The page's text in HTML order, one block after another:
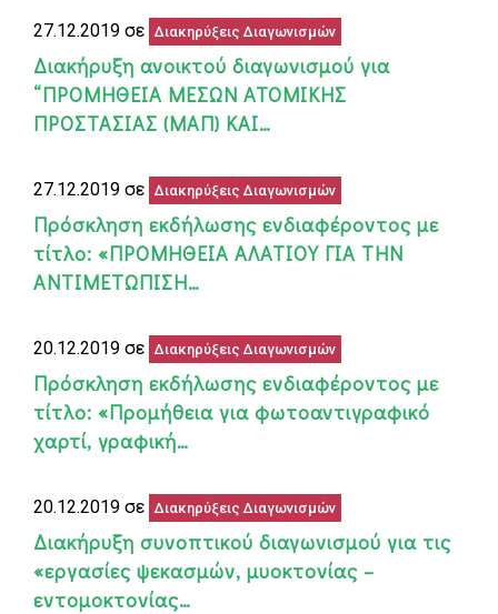
27.12.2019 σε Διακηρύξεις Διαγωνισμών
Διακήρυξη ανοικτού διαγωνισμού για
“ΠΡΟΜΗΘΕΙΑ ΜΕΣΩΝ ΑΤΟΜΙΚΗΣ
ΠΡΟΣΤΑΣΙΑΣ (ΜΑΠ) ΚΑΙ…
27.12.2019 σε Διακηρύξεις Διαγωνισμών
Πρόσκληση εκδήλωσης ενδιαφέροντος με
τίτλο: «ΠΡΟΜΗΘΕΙΑ ΑΛΑΤΙΟΥ ΓΙΑ ΤΗΝ
ΑΝΤΙΜΕΤΩΠΙΣΗ…
20.12.2019 σε Διακηρύξεις Διαγωνισμών
Πρόσκληση εκδήλωσης ενδιαφέροντος με
τίτλο: «Προμήθεια για φωτοαντιγραφικό
χαρτί, γραφική…
20.12.2019 σε Διακηρύξεις Διαγωνισμών
Διακήρυξη συνοπτικού διαγωνισμού για τις
«εργασίες ψεκασμών, μυοκτονίας –
εντομοκτονίας…